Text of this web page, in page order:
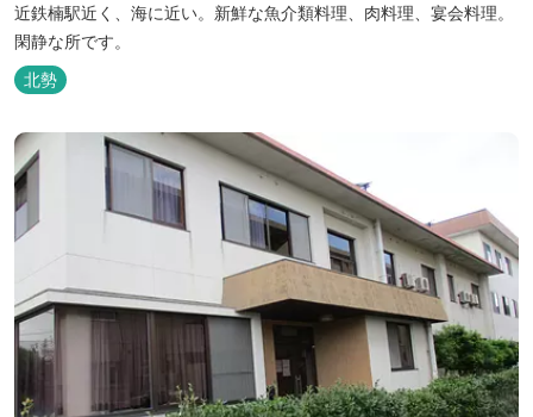
近鉄楠駅近く、海に近い。新鮮な魚介類料理、肉料理、宴会料理。
閑静な所です。
北勢